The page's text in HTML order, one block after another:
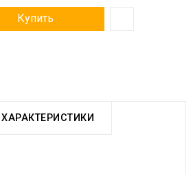
Купить
ХАРАКТЕРИСТИКИ